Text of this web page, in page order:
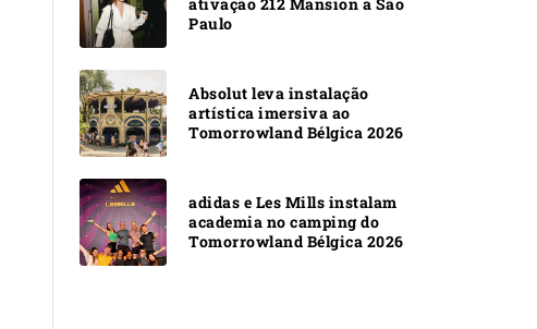
Paulo
Absolut leva instalação
artística imersiva ao
Tomorrowland Bélgica 2026
adidas e Les Mills instalam
academia no camping do
Tomorrowland Bélgica 2026